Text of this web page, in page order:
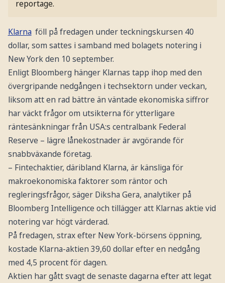
reportage.
Klarna föll på fredagen under teckningskursen 40
dollar, som sattes i samband med bolagets notering i
New York den 10 september.
Enligt Bloomberg hänger Klarnas tapp ihop med den
övergripande nedgången i techsektorn under veckan,
liksom att en rad bättre än väntade ekonomiska siffror
har väckt frågor om utsikterna för ytterligare
räntesänkningar från USA:s centralbank Federal
Reserve – lägre lånekostnader är avgörande för
snabbväxande företag.
– Fintechaktier, däribland Klarna, är känsliga för
makroekonomiska faktorer som räntor och
regleringsfrågor, säger Diksha Gera, analytiker på
Bloomberg Intelligence och tillägger att Klarnas aktie vid
notering var högt värderad.
På fredagen, strax efter New York-börsens öppning,
kostade Klarna-aktien 39,60 dollar efter en nedgång
med 4,5 procent för dagen.
Aktien har gått svagt de senaste dagarna efter att legat